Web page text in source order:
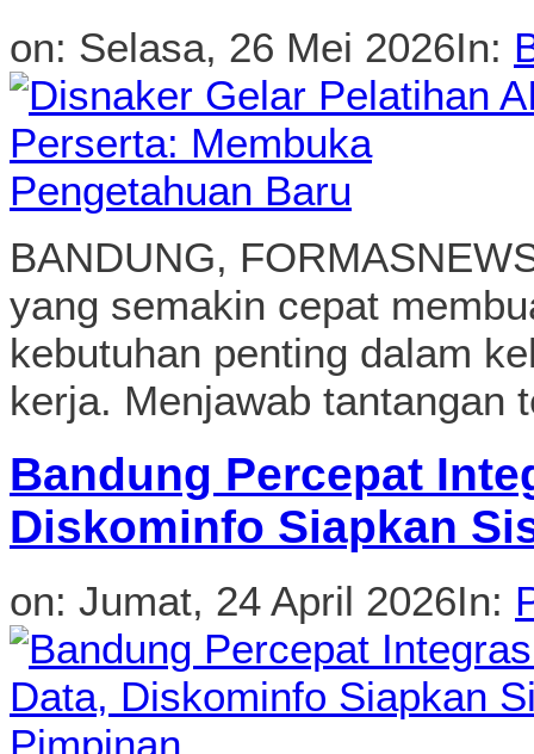
on: Selasa, 26 Mei 2026In:
BANDUNG,
yang semakin cepat
kebutuhan penting dalam
kerja. Menjawab tantangan
Bandung Percepat
Diskominfo Siapkan
on: Jumat, 24 April 2026In: